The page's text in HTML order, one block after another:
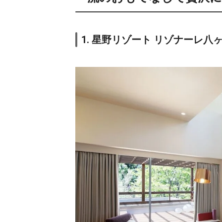
1. 星野リゾート リゾナーレ八